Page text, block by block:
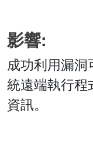
影響:
成功利用漏
統遠端執行程
資訊。